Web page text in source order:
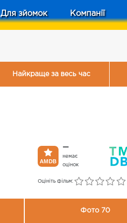
Для зйомок Компанії
Найкраще за весь час
—
немає
оцінок
Оцініть фільм:
Фото 70